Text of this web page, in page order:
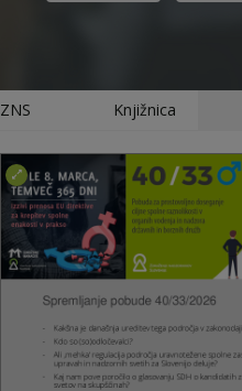
ZNS Knjižnica